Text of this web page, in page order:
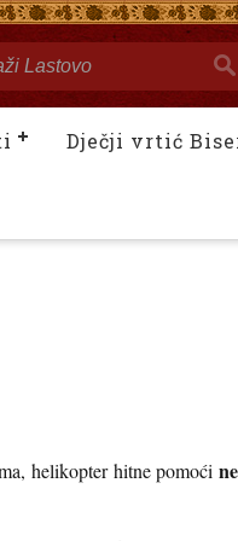
Dječji vrtić
helikopter hitne pomoći